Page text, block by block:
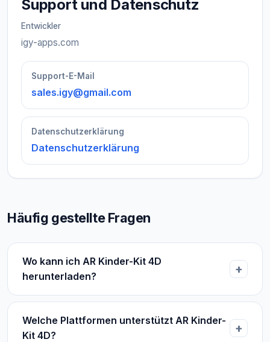
Support und Datenschutz
Entwickler
igy-apps.com
Support-E-Mail
sales.igy@gmail.com
Datenschutzerklärung
Datenschutzerklärung
Häufig gestellte Fragen
Wo kann ich AR Kinder-Kit 4D
herunterladen?
Welche Plattformen unterstützt AR Kinder-
Kit 4D?